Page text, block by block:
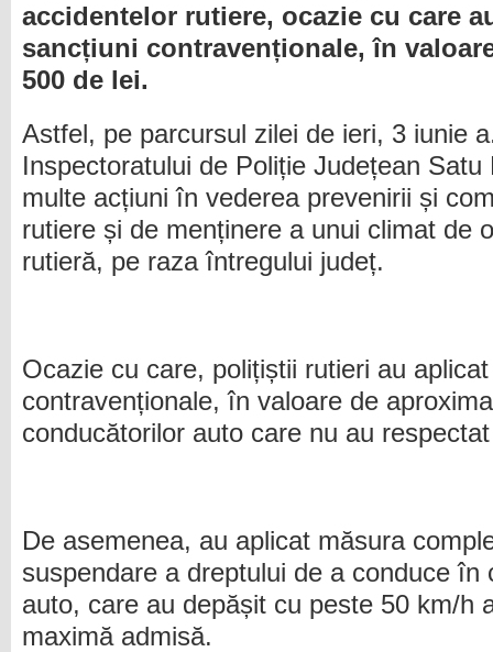
accidentelor rutiere, ocazie cu care
sancțiuni contravenționale, în
500 de lei.
Astfel, pe parcursul zilei de ieri, 3 iunie
Inspectoratului de Poliție Județean
multe acțiuni în vederea prevenirii și
rutiere și de menținere a unui climat de
rutieră, pe raza întregului județ.
Ocazie cu care, polițiștii rutieri au
contravenționale, în valoare de
conducătorilor auto care nu au
De asemenea, au aplicat măsura
suspendare a dreptului de a conduce în
auto, care au depășit cu peste 50 km/h
maximă admisă.